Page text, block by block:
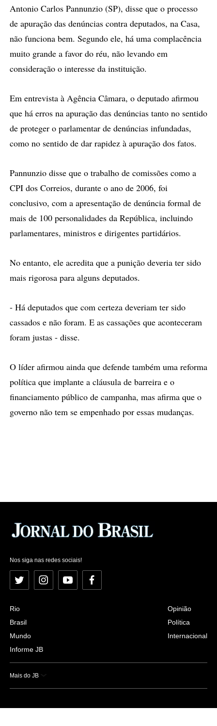
Antonio Carlos Pannunzio (SP), disse que o processo
de apuração das denúncias contra deputados, na Casa,
não funciona bem. Segundo ele, há uma complacência
muito grande a favor do réu, não levando em
consideração o interesse da instituição.
Em entrevista à Agência Câmara, o deputado afirmou
que há erros na apuração das denúncias tanto no sentido
de proteger o parlamentar de denúncias infundadas,
como no sentido de dar rapidez à apuração dos fatos.
Pannunzio disse que o trabalho de comissões como a
CPI dos Correios, durante o ano de 2006, foi
conclusivo, com a apresentação de denúncia formal de
mais de 100 personalidades da República, incluindo
parlamentares, ministros e dirigentes partidários.
No entanto, ele acredita que a punição deveria ter sido
mais rigorosa para alguns deputados.
- Há deputados que com certeza deveriam ter sido
cassados e não foram. E as cassações que aconteceram
foram justas - disse.
O líder afirmou ainda que defende também uma reforma
política que implante a cláusula de barreira e o
financiamento público de campanha, mas afirma que o
governo não tem se empenhado por essas mudanças.
Nos siga nas redes sociais!
Twitter InstagramYouTubeFacebook
Rio
Brasil
Mundo
Informe JB
Opinião
Política
Internacional
Mais do JB
Esportes